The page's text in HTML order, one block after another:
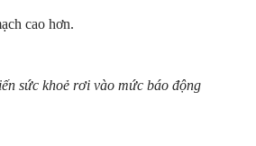
cao hơn.
sức khoẻ rơi vào mức báo động